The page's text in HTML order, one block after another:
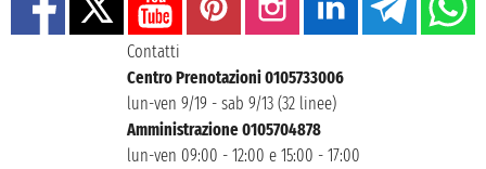
Contatti
Centro Prenotazioni 0105733006
lun-ven 9/19 - sab 9/13 (32 linee)
Amministrazione 0105704878
lun-ven 09:00 - 12:00 e 15:00 - 17:00